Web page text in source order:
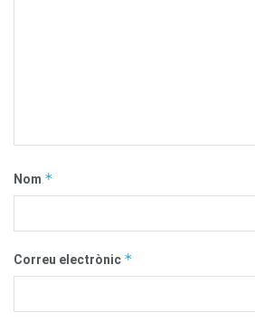
Nom *
Correu electrònic *